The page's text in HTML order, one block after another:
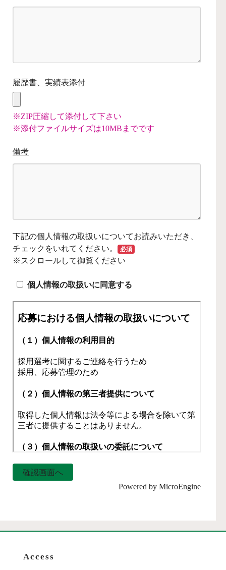
履歴書、実績表添付
※ZIP圧縮して添付して下さい
※添付ファイルサイズは10MBまでです
備考
下記の個人情報の取扱いについてお読みいただき、
チェックをいれてください。
必須
※スクロールして御覧ください
個人情報の取扱いに同意する
Powered by MicroEngine
Access